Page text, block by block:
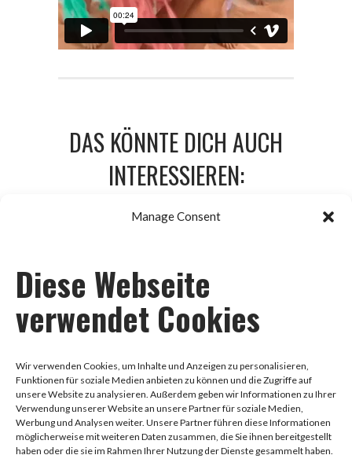
Manage Consent
Diese Webseite
verwendet Cookies
Wir verwenden Cookies, um Inhalte und Anzeigen zu personalisieren,
Funktionen für soziale Medien anbieten zu können und die Zugriffe auf
unsere Website zu analysieren. Außerdem geben wir Informationen zu Ihrer
Verwendung unserer Website an unsere Partner für soziale Medien,
Werbung und Analysen weiter. Unsere Partner führen diese Informationen
möglicherweise mit weiteren Daten zusammen, die Sie ihnen bereitgestellt
haben oder die sie im Rahmen Ihrer Nutzung der Dienste gesammelt haben.
DAS KÖNNTE DICH AUCH
INTERESSIEREN:
Impressum
Datenschutz
AGB